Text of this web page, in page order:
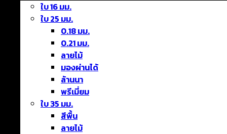
ใบ 16 มม.
ใบ 25 มม.
0.18 มม.
0.21 มม.
ลายไม้
มองผ่านได้
ล้านนา
พรีเมี่ยม
ใบ 35 มม.
สีพื้น
ลายไม้